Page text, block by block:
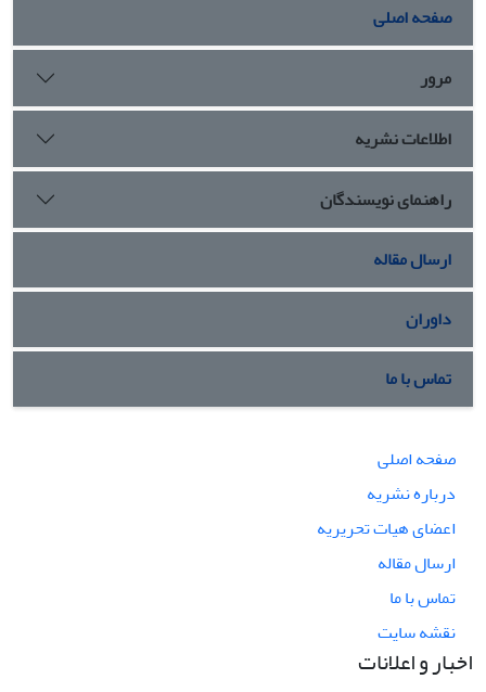
صفحه اصلی
مرور
اطلاعات نشریه
راهنمای نویسندگان
ارسال مقاله
داوران
تماس با ما
صفحه اصلی
درباره نشریه
اعضای هیات تحریریه
ارسال مقاله
تماس با ما
نقشه سایت
اخبار و اعلانات